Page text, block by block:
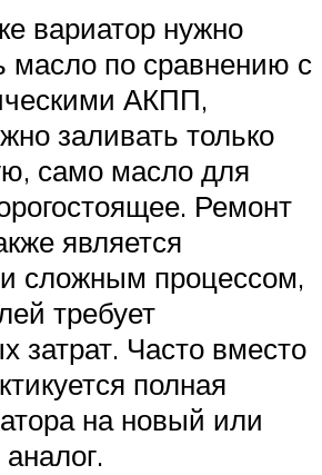
вариатор нужно
масло по сравнению с
АКПП,
заливать только
само масло для
Ремонт
является
сложным процессом,
требует
затрат. Часто вместо
полная
на новый или